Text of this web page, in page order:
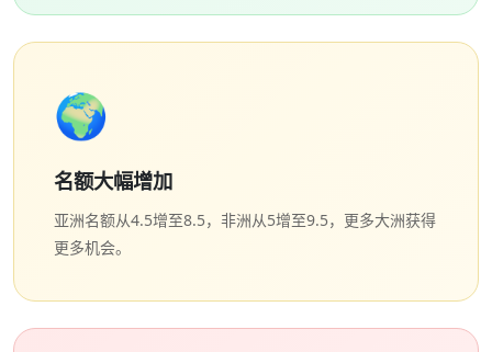
🌍
名额大幅增加
亚洲名额从4.5增至8.5，非洲从5增至9.5，更多大洲获得
更多机会。